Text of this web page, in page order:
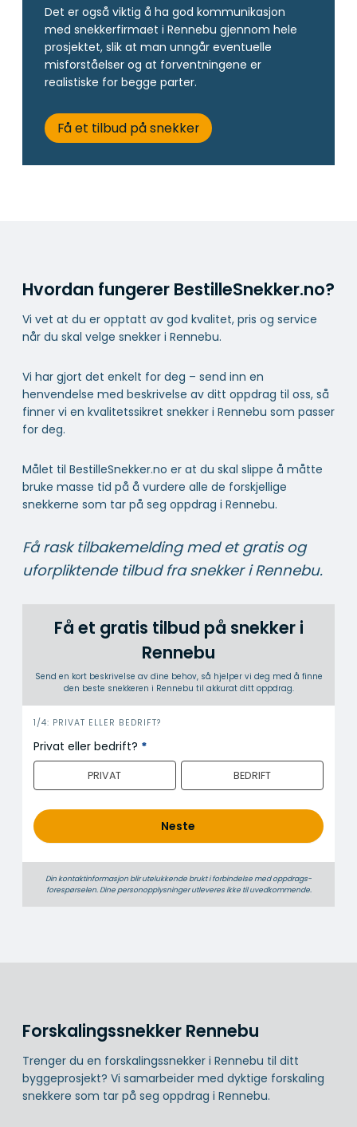
Det er også viktig å ha god kommunikasjon
med snekkerfirmaet i Rennebu gjennom hele
prosjektet, slik at man unngår eventuelle
misforståelser og at forventningene er
realistiske for begge parter.
Få et tilbud på snekker
Hvordan fungerer BestilleSnekker.no?
Vi vet at du er opptatt av god kvalitet, pris og service
når du skal velge snekker i Rennebu.
Vi har gjort det enkelt for deg – send inn en
henvendelse med beskrivelse av ditt oppdrag til oss, så
finner vi en kvalitetssikret snekker i Rennebu som passer
for deg.
Målet til BestilleSnekker.no er at du skal slippe å måtte
bruke masse tid på å vurdere alle de forskjellige
snekkerne som tar på seg oppdrag i Rennebu.
Få rask tilbakemelding med et gratis og
uforpliktende tilbud fra snekker i Rennebu.
Få et gratis tilbud på snekker i
Rennebu
Send en kort beskrivelse av dine behov, så hjelper vi deg med å finne
den beste snekkeren i Rennebu til akkurat ditt oppdrag.
i
n
n
o
d
1/4: PRIVAT ELLER BEDRIFT?
Privat eller bedrift? *
PRIVAT BEDRIFT
Neste
Din kontaktinformasjon blir utelukkende brukt i forbindelse med oppdrags­
forespørselen. Dine person­­opplysninger utleveres ikke til uvedkommende.
Forskalingssnekker Rennebu
Trenger du en forskalingssnekker i Rennebu til ditt
byggeprosjekt? Vi samarbeider med dyktige forskaling
snekkere som tar på seg oppdrag i Rennebu.